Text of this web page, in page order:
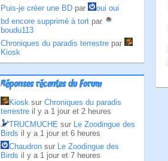
Puis-je créer une BD par
oui oui
bd encore supprimé à tort par
boudu113
Chroniques du paradis terrestre par
Kiosk
Réponses récentes du Forum
Kiosk sur Chroniques du paradis
terrestre il y a 1 jour et 2 heures
TRUCMUCHE sur Le Zoodingue des
Birds il y a 1 jour et 6 heures
Chaudron sur Le Zoodingue des
Birds il y a 1 jour et 7 heures